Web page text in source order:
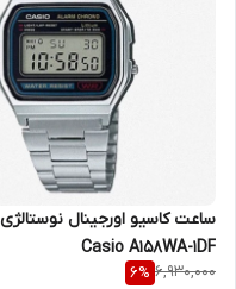
ساعت کاسیو اورجینال نوستالژی
Casio A158WA-1DF
6,930,000
6%